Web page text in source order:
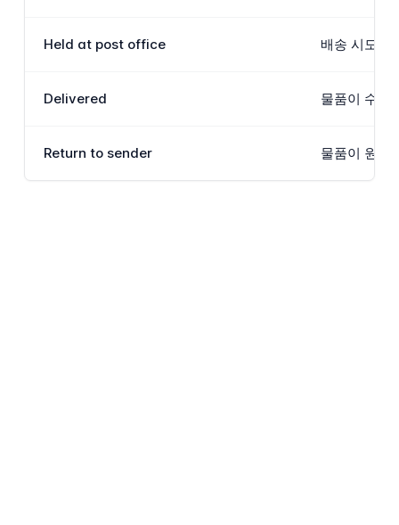
Held at post office 배송 시도가
Delivered 물품이 수령
Return to sender 물품이 원래